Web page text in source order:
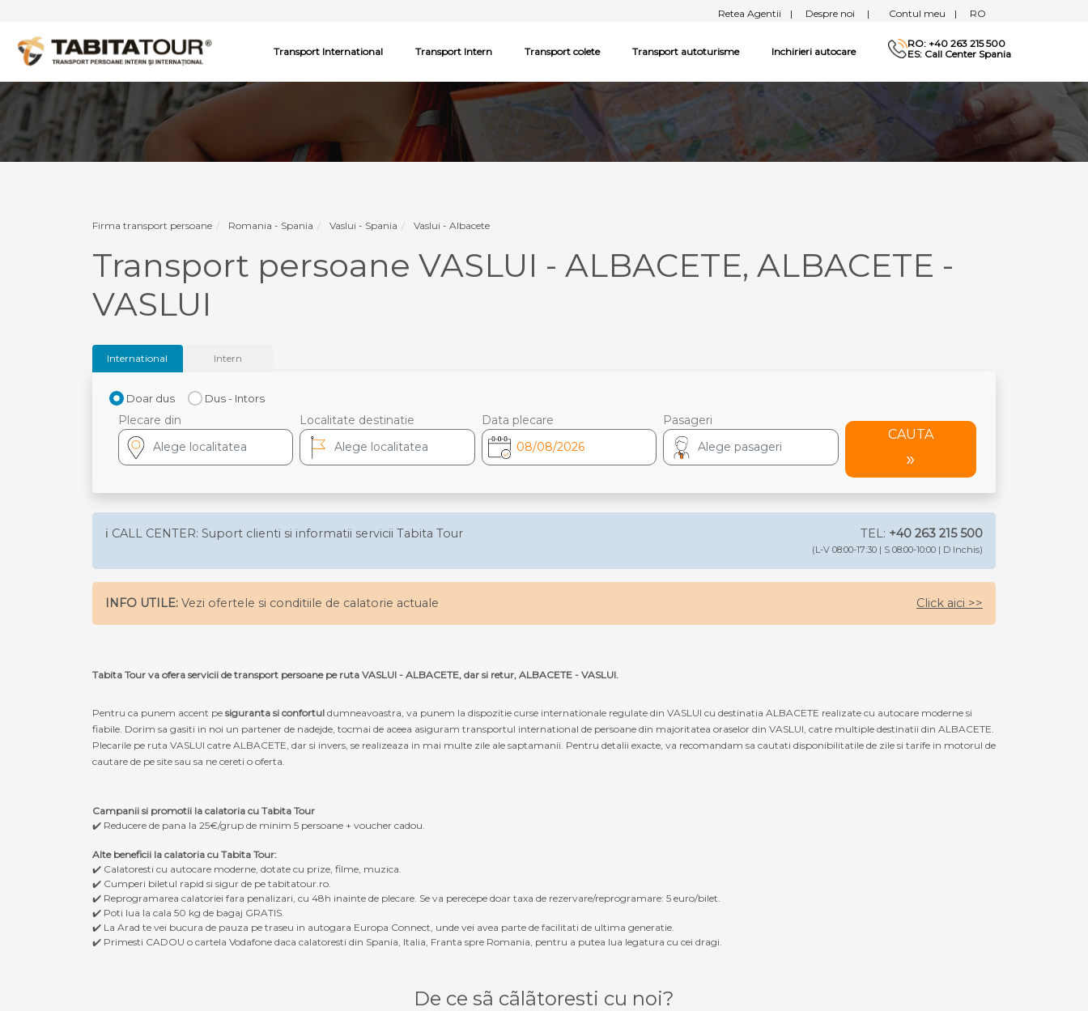
Retea Agentii | Despre noi | Contul meu | RO
Transport International Transport Intern Transport colete Transport autoturisme Inchirieri autocare
RO: +40 263 215 500
ES: Call Center Spania
Firma transport persoane Romania - Spania Vaslui - Spania Vaslui - Albacete
Transport persoane VASLUI - ALBACETE, ALBACETE -
VASLUI
International Intern
Doar dus Dus - Intors
Plecare din Localitate destinatie Data plecare Pasageri
CAUTA
ℹ️ CALL CENTER: Suport clienti si informatii servicii Tabita Tour TEL: +40 263 215 500
(L-V 08:00-17:30 | S 08:00-10:00 | D Inchis)
INFO UTILE: Vezi ofertele si conditiile de calatorie actuale Click aici >>
Tabita Tour va ofera servicii de transport persoane pe ruta VASLUI - ALBACETE, dar si retur, ALBACETE - VASLUI.
Pentru ca punem accent pe siguranta si confortul dumneavoastra, va punem la dispozitie curse internationale regulate din VASLUI cu destinatia ALBACETE realizate cu autocare moderne si
fiabile. Dorim sa gasiti in noi un partener de nadejde, tocmai de aceea asiguram transportul international de persoane din majoritatea oraselor din VASLUI, catre multiple destinatii din ALBACETE.
Plecarile pe ruta VASLUI catre ALBACETE, dar si invers, se realizeaza in mai multe zile ale saptamanii. Pentru detalii exacte, va recomandam sa cautati disponibilitatile de zile si tarife in motorul de
cautare de pe site sau sa ne cereti o oferta.
Campanii si promotii la calatoria cu Tabita Tour
✔️ Reducere de pana la 25€/grup de minim 5 persoane + voucher cadou.
Alte beneficii la calatoria cu Tabita Tour:
✔️ Calatoresti cu autocare moderne, dotate cu prize, filme, muzica.
✔️ Cumperi biletul rapid si sigur de pe tabitatour.ro.
✔️ Reprogramarea calatoriei fara penalizari, cu 48h inainte de plecare. Se va perecepe doar taxa de rezervare/reprogramare: 5 euro/bilet.
✔️ Poti lua la cala 50 kg de bagaj GRATIS.
✔️ La Arad te vei bucura de pauza pe traseu in autogara Europa Connect, unde vei avea parte de facilitati de ultima generatie.
✔️ Primesti CADOU o cartela Vodafone daca calatoresti din Spania, Italia, Franta spre Romania, pentru a putea lua legatura cu cei dragi.
De ce sã cãlãtoresti cu noi?